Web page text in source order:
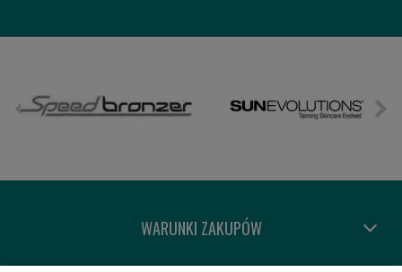
WARUNKI ZAKUPÓW